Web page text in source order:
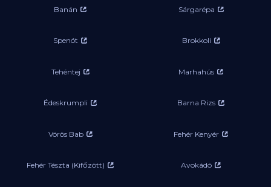
Banán Sárgarépa
Spenót Brokkoli
Tehéntej Marhahús
Édeskrumpli Barna Rizs
Vörös Bab Fehér Kenyér
Fehér Tészta (Kifőzött) Avokádó